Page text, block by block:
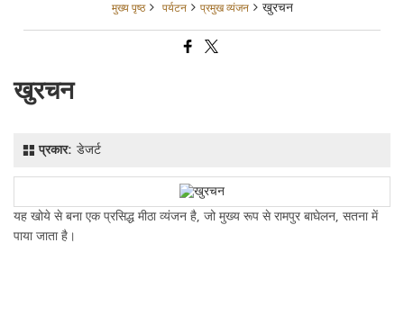
मुख्य पृष्ठ पर्यटन प्रमुख व्यंजन खुरचन
खुरचन
प्रकार:डेजर्ट
यह खोये से बना एक प्रसिद्ध मीठा व्यंजन है, जो मुख्य रूप से रामपुर बाघेलन, सतना में
पाया जाता है।